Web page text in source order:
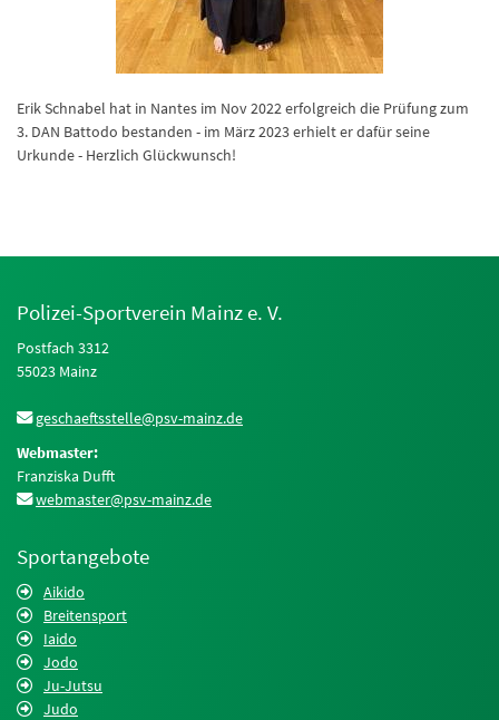
Erik Schnabel hat in Nantes im Nov 2022 erfolgreich die Prüfung zum
3. DAN Battodo bestanden - im März 2023 erhielt er dafür seine
Urkunde - Herzlich Glückwunsch!
Polizei-Sportverein Mainz e. V.
Postfach 3312
55023 Mainz
geschaeftsstelle@psv-mainz.de
Webmaster:
Franziska Dufft
webmaster@psv-mainz.de
Sportangebote
Aikido
Breitensport
Iaido
Jodo
Ju-Jutsu
Judo